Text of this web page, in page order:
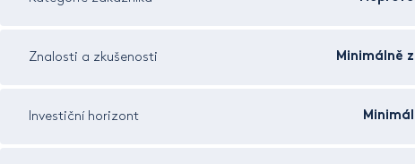
Znalosti a zkušenosti Minimálně
Investiční horizont